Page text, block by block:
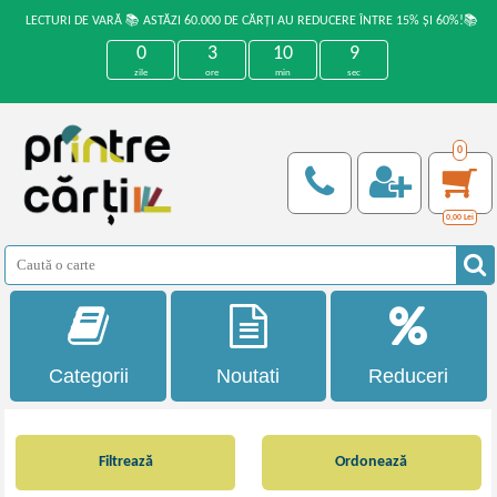
LECTURI DE VARĂ 📚 ASTĂZI 60.000 DE CĂRȚI AU REDUCERE ÎNTRE 15% ȘI 60%!📚
0
zile
3
ore
10
min
9
sec
0
0,00 Lei
Categorii Noutati Reduceri
Filtrează Ordonează